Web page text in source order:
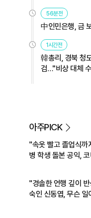
56분전
中인민은행, 금
1시간전
韓총리, 경북 청
검…"비상 대체
아주PICK
"속옷 빨고 졸업식
병 학생 돌본 공익,
"경솔한 언행 깊이
숙인 신동엽, 무슨 일